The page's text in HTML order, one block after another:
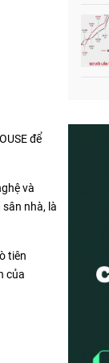
để
và
nhà, là
tiên
của